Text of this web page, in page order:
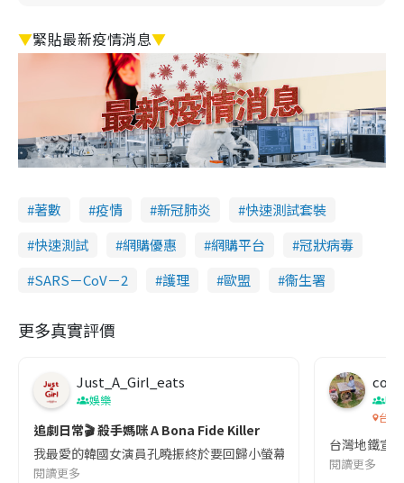
▼緊貼最新疫情消息▼
著數 疫情 新冠肺炎
快速測試套裝
快速測試
網購優惠 網購平台
冠狀病毒
SARS－CoV－2
護理 歐盟 衞生署
更多真實評價
Just_A_Girl_eats
娛樂
追劇日常🎬 殺手媽咪 A Bona Fide Killer
我最愛的韓國女演員孔曉振終於要回歸小螢幕啦!這次的劇本改編
閱讀更多
co
吹
台灣
台灣地鐵宣
閱讀更多